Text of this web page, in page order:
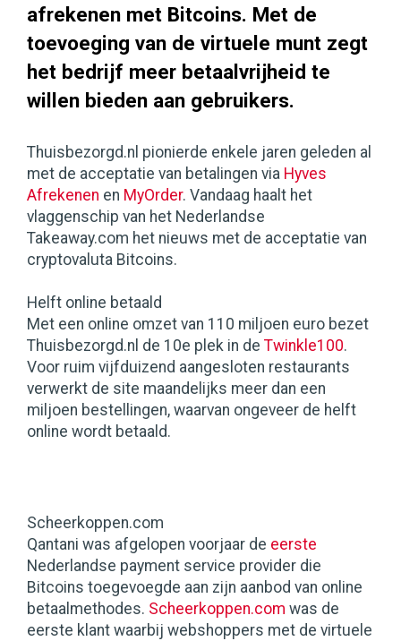
afrekenen met Bitcoins. Met de
toevoeging van de virtuele munt zegt
het bedrijf meer betaalvrijheid te
willen bieden aan gebruikers.
Thuisbezorgd.nl pionierde enkele jaren geleden al
met de acceptatie van betalingen via Hyves
Afrekenen en MyOrder. Vandaag haalt het
vlaggenschip van het Nederlandse
Takeaway.com het nieuws met de acceptatie van
cryptovaluta Bitcoins.
Helft online betaald
Met een online omzet van 110 miljoen euro bezet
Thuisbezorgd.nl de 10e plek in de Twinkle100.
Voor ruim vijfduizend aangesloten restaurants
verwerkt de site maandelijks meer dan een
miljoen bestellingen, waarvan ongeveer de helft
online wordt betaald.
Scheerkoppen.com
Qantani was afgelopen voorjaar de eerste
Nederlandse payment service provider die
Bitcoins toegevoegde aan zijn aanbod van online
betaalmethodes. Scheerkoppen.com was de
eerste klant waarbij webshoppers met de virtuele